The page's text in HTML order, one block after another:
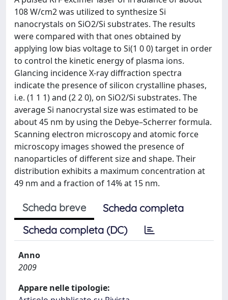
108 W/cm2 was utilized to synthesize Si
nanocrystals on SiO2/Si substrates. The results
were compared with that ones obtained by
applying low bias voltage to Si(1 0 0) target in order
to control the kinetic energy of plasma ions.
Glancing incidence X-ray diffraction spectra
indicate the presence of silicon crystalline phases,
i.e. (1 1 1) and (2 2 0), on SiO2/Si substrates. The
average Si nanocrystal size was estimated to be
about 45 nm by using the Debye–Scherrer formula.
Scanning electron microscopy and atomic force
microscopy images showed the presence of
nanoparticles of different size and shape. Their
distribution exhibits a maximum concentration at
49 nm and a fraction of 14% at 15 nm.
Scheda breve
Scheda completa
Scheda completa (DC)
Anno
2009
Appare nelle tipologie: